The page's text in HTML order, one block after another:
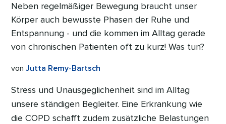
Neben regelmäßiger Bewegung braucht unser
Körper auch bewusste Phasen der Ruhe und
Entspannung - und die kommen im Alltag gerade
von chronischen Patienten oft zu kurz! Was tun?
vonJutta Remy-Bartsch
Stress und Unausgeglichenheit sind im Alltag
unsere ständigen Begleiter. Eine Erkrankung wie
die COPD schafft zudem zusätzliche Belastungen